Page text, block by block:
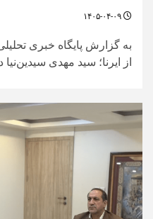
به گزارش پایگاه خبری
از ایرنا؛ سید مهدی